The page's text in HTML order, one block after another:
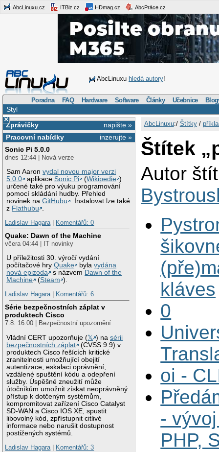
AbcLinuxu.cz ITBiz.cz HDmag.cz AbcPráce.cz
AbcLinuxu hledá autory!
Poradna FAQ Hardware Software Články Učebnice
Styl
×
napište »
Zprávičky
inzerujte »
Pracovní nabídky
Sonic Pi 5.0.0
dnes 12:44 | Nová verze
Sam Aaronvydal novou major verzi
5.0.0
aplikaceSonic Pi (Wikipedie )
určené také pro výuku programování
pomocí skládání hudby. Přehled
novinek naGitHubu
. Instalovat lze také
z Flathubu
Ladislav Hagara| Komentářů: 0
Quake: Dawn of the Machine
včera 04:44 | IT novinky
U příležitosti 30. výročí vydání
počítačové hryQuake bylavydána
nová epizoda
s názvem Dawn of the
Machine
(Steam ).
Ladislav Hagara| Komentářů: 6
Série bezpečnostních záplat v
produktech Cisco
7.8. 16:00 | Bezpečnostní upozornění
Vládní CERT upozorňuje (𝕏 ) nasérii
bezpečnostních záplat
(CVSS 9.9) v
produktech Cisco řešících kritické
zranitelnosti umožňující obejití
autentizace, eskalaci oprávnění,
vzdálené spuštění kódu a odepření
služby. Úspěšné zneužití může
útočníkům umožnit získat neoprávněný
přístup k dotčeným systémům,
kompromitovat zařízení Cisco Catalyst
SD-WAN a Cisco IOS XE, spustit
libovolný kód, zpřístupnit citlivé
informace nebo narušit dostupnost
postižených systémů.
Ladislav Hagara| Komentářů: 3
AbcLinuxu:/ Štítky/
Štítek
Autor
kláves
0
oi -
-
PHP,